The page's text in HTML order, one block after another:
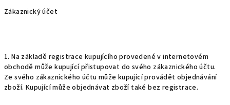
Zákaznický účet
1. Na základě registrace kupujícího provedené v internetovém
obchodě může kupující přistupovat do svého zákaznického účtu.
Ze svého zákaznického účtu může kupující provádět objednávání
zboží. Kupující může objednávat zboží také bez registrace.